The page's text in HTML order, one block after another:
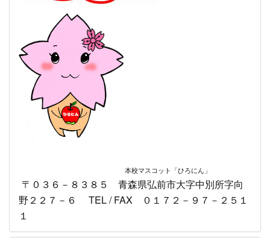
本校マスコット 「ひろにん」
〒０３６－８３８５ 青森県弘前市大字中別所字向
野２２７－６ TEL / FAX ０１７２－９７－２５１
１